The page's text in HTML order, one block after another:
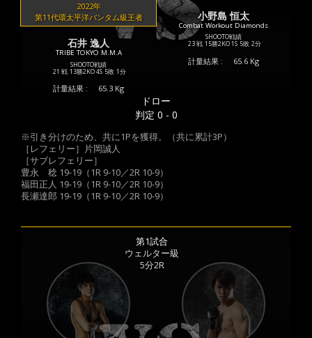
2022年
第11代環太平洋バンタム級王者
石井 逸人
TRIBE TOKYO M.M.A
SHOOTO戦績
21 戦 13勝2KO 4S 5敗 1分
計量結果 : 65.3 Kg
小野島 恒太
Combat Workout Diamonds
SHOOTO戦績
23 戦 15勝2KO 1S 5敗 2分
計量結果 : 65.6 Kg
ドロー
判定 0 - 0
※引き分けのため、共に1Pを獲得。（共に累計3P）
［レフェリー］片岡誠人
［サブレフェリー］
豊永 稔 19-19（1R 9-10／2R 10-9）
福田正人 19-19（1R 9-10／2R 10-9）
長瀬達郎 19-19（1R 9-10／2R 10-9）
第1試合
ウェルター級
5分2R